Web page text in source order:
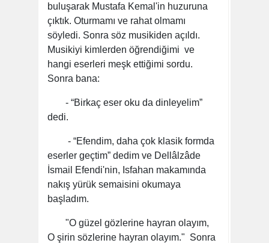
buluşarak Mustafa Kemal'in huzuruna
çıktık. Oturmamı ve rahat olmamı
söyledi. Sonra söz musikiden açıldı.
Musikiyi kimlerden öğrendiğimi ve
hangi eserleri meşk ettiğimi sordu.
Sonra bana:
- “Birkaç eser oku da dinleyelim”
dedi.
- “Efendim, daha çok klasik formda
eserler geçtim” dedim ve Dellâlzâde
İsmail Efendi'nin, Isfahan makamında
nakış yürük semaisini okumaya
başladım.
"O güzel gözlerine hayran olayım,
O şirin sözlerine hayran olayım." Sonra